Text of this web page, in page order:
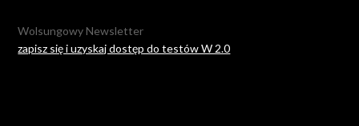
Wolsungowy Newsletter
zapisz się i uzyskaj dostęp do testów W 2.0